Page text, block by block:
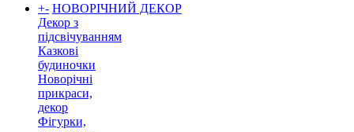
+- НОВОРІЧНИЙ ДЕКОР
Декор з
підсвічуванням
Казкові
будиночки
Новорічні
прикраси,
декор
Фігурки,